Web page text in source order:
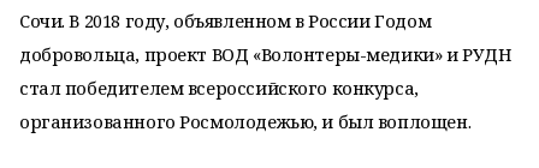
Сочи. В 2018 году, объявленном в России Годом
добровольца, проект ВОД «Волонтеры-медики» и РУДН
стал победителем всероссийского конкурса,
организованного Росмолодежью, и был воплощен.